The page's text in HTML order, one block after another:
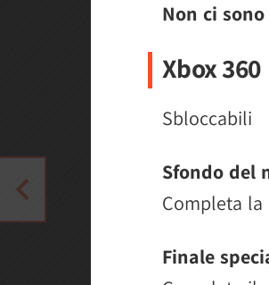
Non ci
Xbox 360
Sbloccabili
Sfondo del
Completa
Finale